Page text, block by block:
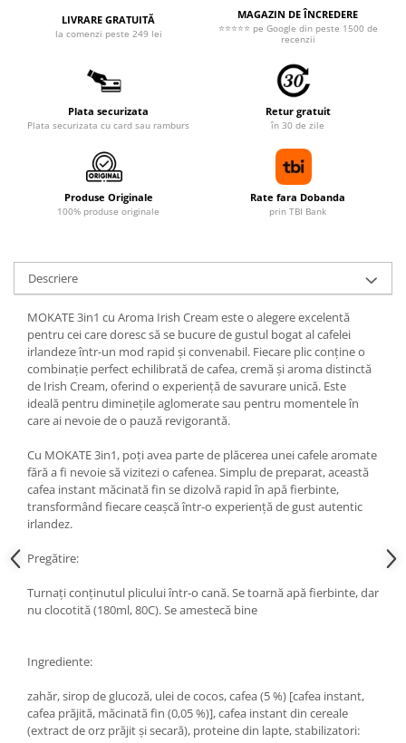
LIVRARE GRATUITĂ
la comenzi peste 249 lei
MAGAZIN DE ÎNCREDERE
⭐⭐⭐⭐⭐ pe Google din peste 1500 de
recenzii
Plata securizata
Plata securizata cu card sau ramburs
Retur gratuit
în 30 de zile
Produse Originale
100% produse originale
Rate fara Dobanda
prin TBI Bank
Descriere
MOKATE 3in1 cu Aroma Irish Cream este o alegere excelentă
pentru cei care doresc să se bucure de gustul bogat al cafelei
irlandeze într-un mod rapid și convenabil. Fiecare plic conține o
combinație perfect echilibrată de cafea, cremă și aroma distinctă
de Irish Cream, oferind o experiență de savurare unică. Este
ideală pentru diminețile aglomerate sau pentru momentele în
care ai nevoie de o pauză revigorantă.
Cu MOKATE 3in1, poți avea parte de plăcerea unei cafele aromate
fără a fi nevoie să vizitezi o cafenea. Simplu de preparat, această
cafea instant măcinată fin se dizolvă rapid în apă fierbinte,
transformând fiecare ceașcă într-o experiență de gust autentic
irlandez.
Pregătire:
Turnați conținutul plicului într-o cană. Se toarnă apă fierbinte, dar
nu clocotită (180ml, 80C). Se amestecă bine
Ingrediente:
zahăr, sirop de glucoză, ulei de cocos, cafea (5 %) [cafea instant,
cafea prăjită, măcinată fin (0,05 %)], cafea instant din cereale
(extract de orz prăjit și secară), proteine din lapte, stabilizatori: